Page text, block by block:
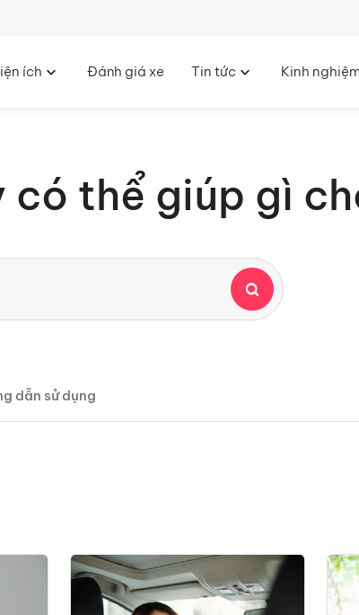
ích Đánh giá xe Tin tức Kinh
thể giúp gì
dẫn sử dụng